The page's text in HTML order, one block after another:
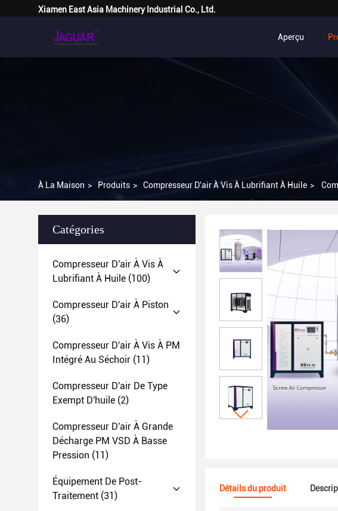
Xiamen East Asia Machinery Industrial Co., Ltd.
Aperçu
À La Maison > Produits > Compresseur D'air À Vis À Lubrifiant À Huile >
Catégories
Compresseur D'air À Vis À
Lubrifiant À Huile (100)
Compresseur D'air À Piston
(36)
Compresseur D'air À Vis À PM
Intégré Au Séchoir (11)
Compresseur D'air De Type
Exempt D'huile (2)
Compresseur D'air À Grande
Décharge PM VSD À Basse
Pression (11)
Équipement De Post-
Traitement (31)
Détails du produit